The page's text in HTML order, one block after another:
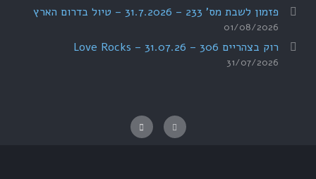
פזמון לשבת מס' 233 – 31.7.2026 – טיול בדרום הארץ
01/08/2026
רוק בצהריים 306 – 31.07.26 – Love Rocks
31/07/2026